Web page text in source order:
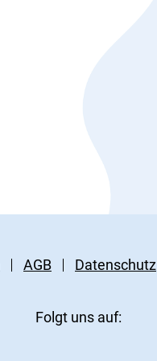
AGB Datenschutz
Folgt uns auf: